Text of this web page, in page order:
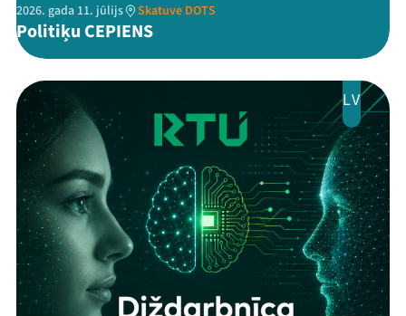
2026. gada 11. jūlijs Skatuve DOTS
Politiķu CEPIENS
LV